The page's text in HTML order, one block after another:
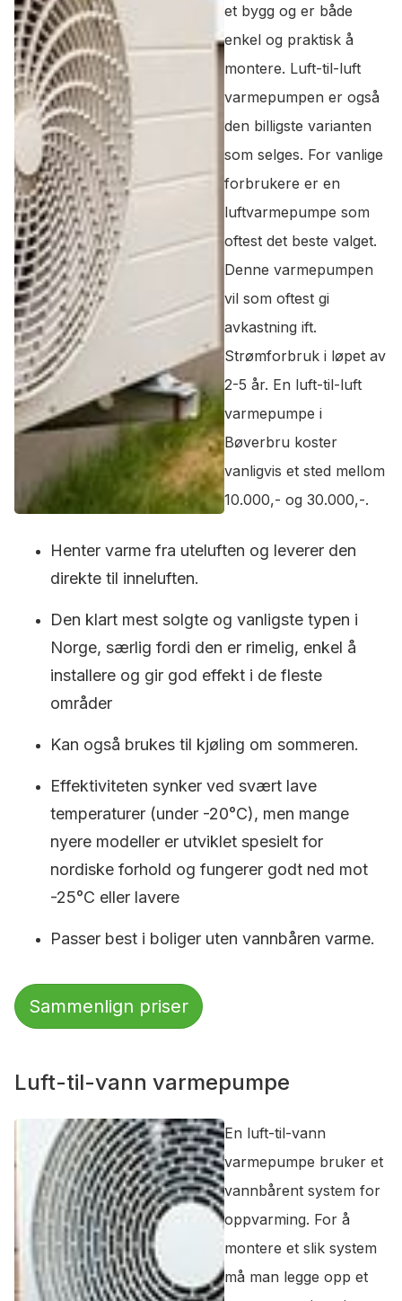
et bygg og er både
enkel og praktisk å
montere. Luft-til-luft
varmepumpen er også
den billigste varianten
som selges. For vanlige
forbrukere er en
luftvarmepumpe som
oftest det beste valget.
Denne varmepumpen
vil som oftest gi
avkastning ift.
Strømforbruk i løpet av
2-5 år. En luft-til-luft
varmepumpe i
Bøverbru koster
vanligvis et sted mellom
10.000,- og 30.000,-.
Henter varme fra uteluften og leverer den
direkte til inneluften.
Den klart mest solgte og vanligste typen i
Norge, særlig fordi den er rimelig, enkel å
installere og gir god effekt i de fleste
områder
Kan også brukes til kjøling om sommeren.
Effektiviteten synker ved svært lave
temperaturer (under -20°C), men mange
nyere modeller er utviklet spesielt for
nordiske forhold og fungerer godt ned mot
-25°C eller lavere
Passer best i boliger uten vannbåren varme.
Sammenlign priser
Luft-til-vann varmepumpe
En luft-til-vann
varmepumpe bruker et
vannbårent system for
oppvarming. For å
montere et slik system
må man legge opp et